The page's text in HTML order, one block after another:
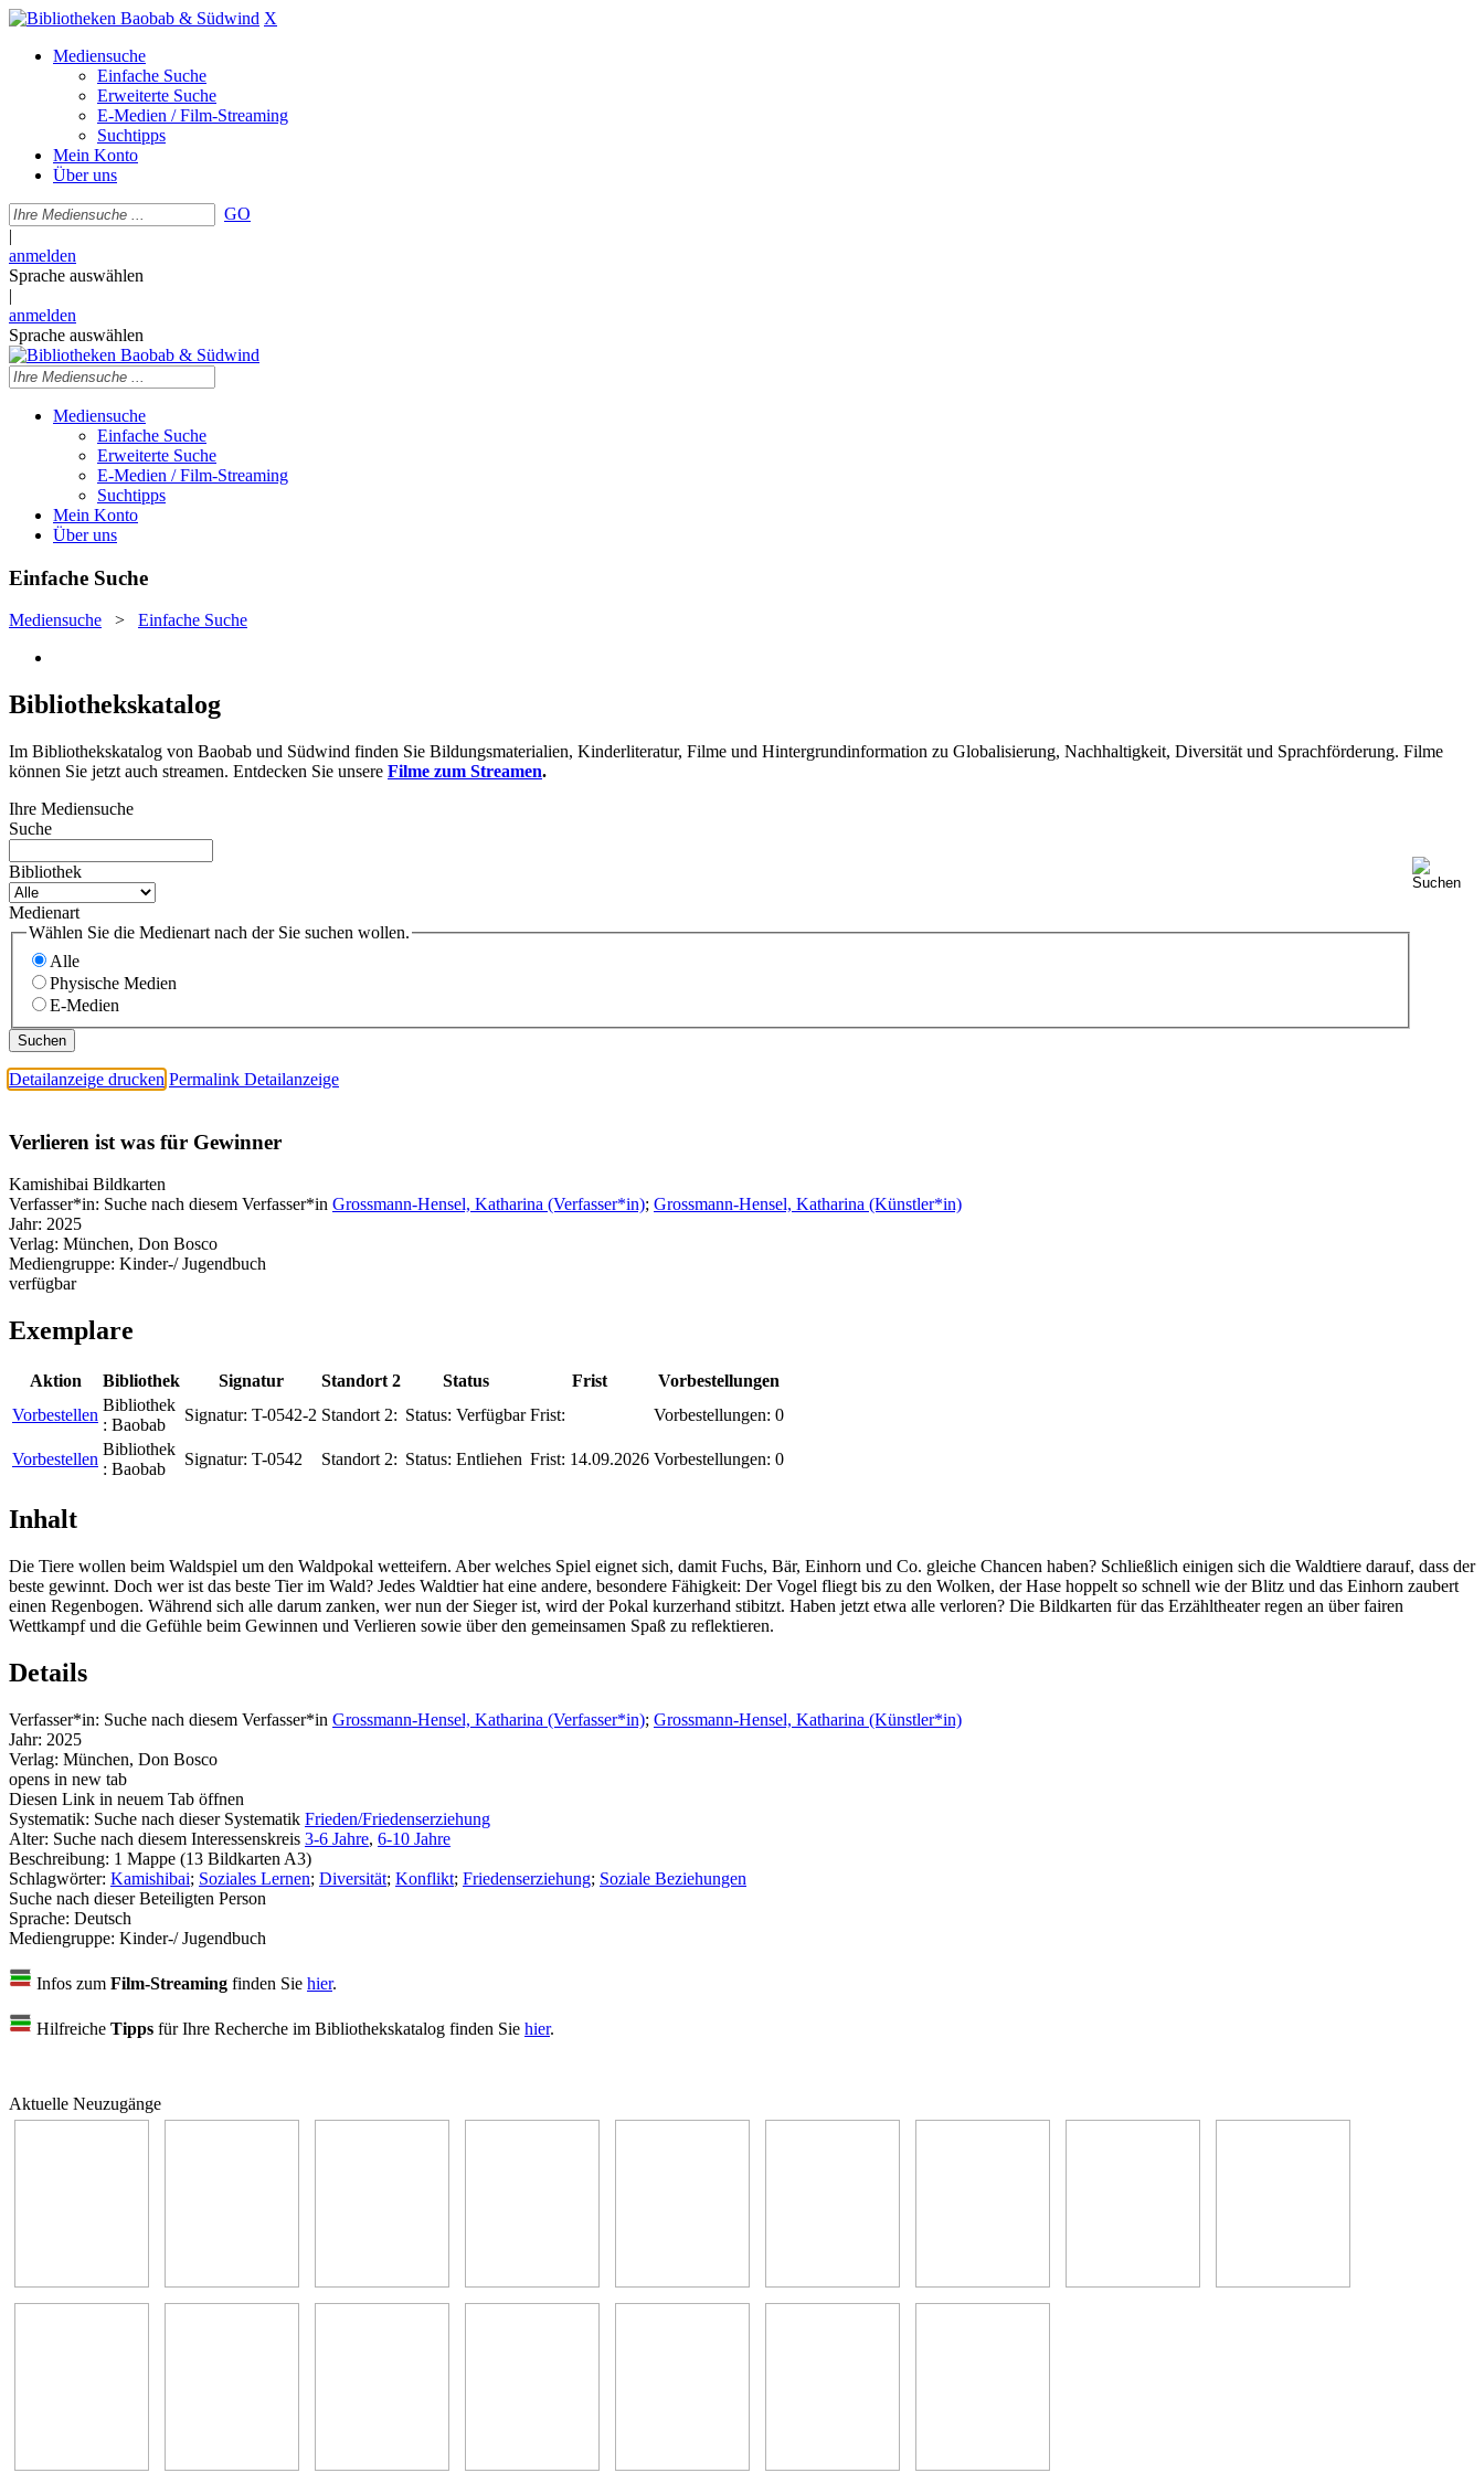
X
Mediensuche
Einfache Suche
Erweiterte Suche
E-Medien / Film-Streaming
Suchtipps
Mein Konto
Über uns
GO
|
anmelden
Sprache auswählen
|
anmelden
Sprache auswählen
Mediensuche
Einfache Suche
Erweiterte Suche
E-Medien / Film-Streaming
Suchtipps
Mein Konto
Über uns
Einfache Suche
Mediensuche > Einfache Suche
Bibliothekskatalog
Im Bibliothekskatalog von Baobab und Südwind finden Sie Bildungsmaterialien, Kinderliteratur, Filme und Hintergrundinformation zu Globalisierung, Nachhaltigkeit, Diversität und Sprachförderung. Filme
können Sie jetzt auch streamen. Entdecken Sie unsere Filme zum Streamen.
Ihre Mediensuche
Suche
Bibliothek
Medienart
Wählen Sie die Medienart nach der Sie suchen wollen.
Alle
Physische Medien
E-Medien
Detailanzeige drucken Permalink Detailanzeige
Verlieren ist was für Gewinner
Kamishibai Bildkarten
Verfasser*in: Suche nach diesem Verfasser*in Grossmann-Hensel, Katharina (Verfasser*in); Grossmann-Hensel, Katharina (Künstler*in)
Jahr: 2025
Verlag: München, Don Bosco
Mediengruppe: Kinder-/ Jugendbuch
verfügbar
Exemplare
Aktion Bibliothek Signatur Standort 2 Status Frist
Vorbestellungen
Vorbestellen
Bibliothek
: Baobab
Signatur: T-0542-2 Standort 2: Status: Verfügbar Frist: Vorbestellungen: 0
Vorbestellen
Bibliothek
: Baobab
Signatur: T-0542 Standort 2: Status: Entliehen Frist: 14.09.2026 Vorbestellungen: 0
Inhalt
Die Tiere wollen beim Waldspiel um den Waldpokal wetteifern. Aber welches Spiel eignet sich, damit Fuchs, Bär, Einhorn und Co. gleiche Chancen haben? Schließlich einigen sich die Waldtiere darauf, dass der
beste gewinnt. Doch wer ist das beste Tier im Wald? Jedes Waldtier hat eine andere, besondere Fähigkeit: Der Vogel fliegt bis zu den Wolken, der Hase hoppelt so schnell wie der Blitz und das Einhorn zaubert
einen Regenbogen. Während sich alle darum zanken, wer nun der Sieger ist, wird der Pokal kurzerhand stibitzt. Haben jetzt etwa alle verloren? Die Bildkarten für das Erzähltheater regen an über fairen
Wettkampf und die Gefühle beim Gewinnen und Verlieren sowie über den gemeinsamen Spaß zu reflektieren.
Details
Verfasser*in: Suche nach diesem Verfasser*in Grossmann-Hensel, Katharina (Verfasser*in); Grossmann-Hensel, Katharina (Künstler*in)
Jahr: 2025
Verlag: München, Don Bosco
opens in new tab
Diesen Link in neuem Tab öffnen
Systematik: Suche nach dieser Systematik Frieden/Friedenserziehung
Alter: Suche nach diesem Interessenskreis 3-6 Jahre, 6-10 Jahre
Beschreibung: 1 Mappe (13 Bildkarten A3)
Schlagwörter: Kamishibai; Soziales Lernen; Diversität; Konflikt; Friedenserziehung; Soziale Beziehungen
Suche nach dieser Beteiligten Person
Sprache: Deutsch
Mediengruppe: Kinder-/ Jugendbuch
Infos zum Film-Streaming finden Sie hier.
Hilfreiche Tipps für Ihre Recherche im Bibliothekskatalog finden Sie hier.
Aktuelle Neuzugänge